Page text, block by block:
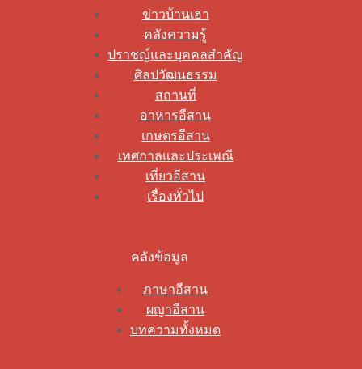
ข่าวบ้านเฮา
คลังความรู้
ปราชญ์และบุคคลสำคัญ
ศิลปวัฒนธรรม
สถานที่
อาหารอีสาน
เกษตรอีสาน
เทศกาลและประเพณี
เที่ยวอีสาน
เรื่องทั่วไป
คลังข้อมูล
ภาษาอีสาน
ผญาอีสาน
บทความทั้งหมด